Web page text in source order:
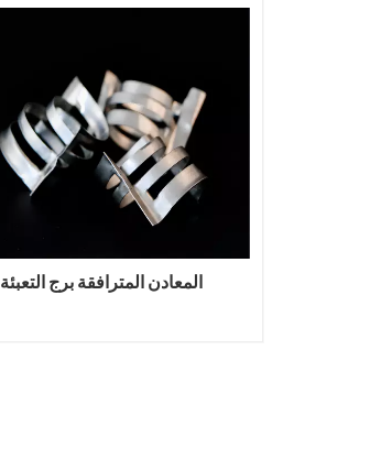
المعادن المترافقة برج التعبئة